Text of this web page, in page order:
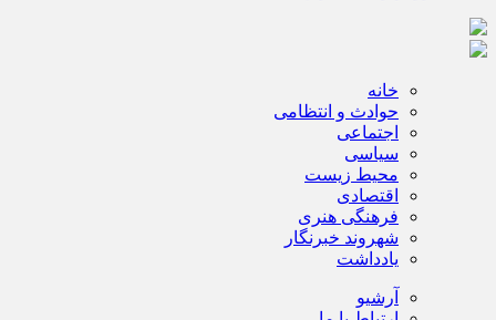
خانه
حوادث و انتظامی
اجتماعی
سیاسی
محیط زیست
اقتصادی
فرهنگی هنری
شهروند خبرنگار
یادداشت
آرشیو